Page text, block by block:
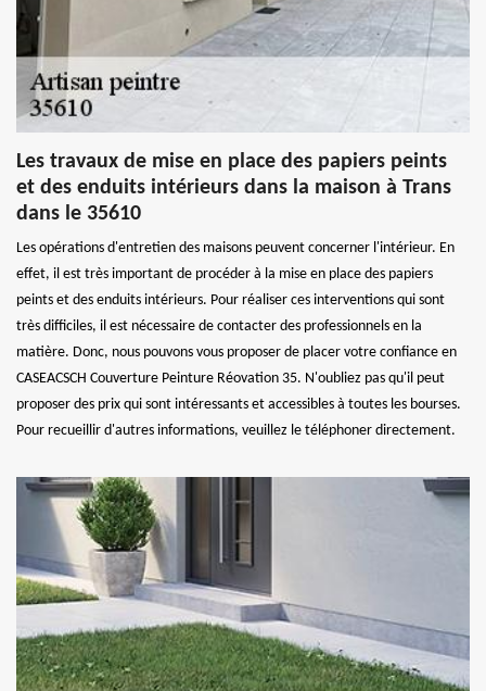
Les travaux de mise en place des papiers peints
et des enduits intérieurs dans la maison à Trans
dans le 35610
Les opérations d'entretien des maisons peuvent concerner l'intérieur. En
effet, il est très important de procéder à la mise en place des papiers
peints et des enduits intérieurs. Pour réaliser ces interventions qui sont
très difficiles, il est nécessaire de contacter des professionnels en la
matière. Donc, nous pouvons vous proposer de placer votre confiance en
CASEACSCH Couverture Peinture Réovation 35. N'oubliez pas qu'il peut
proposer des prix qui sont intéressants et accessibles à toutes les bourses.
Pour recueillir d'autres informations, veuillez le téléphoner directement.